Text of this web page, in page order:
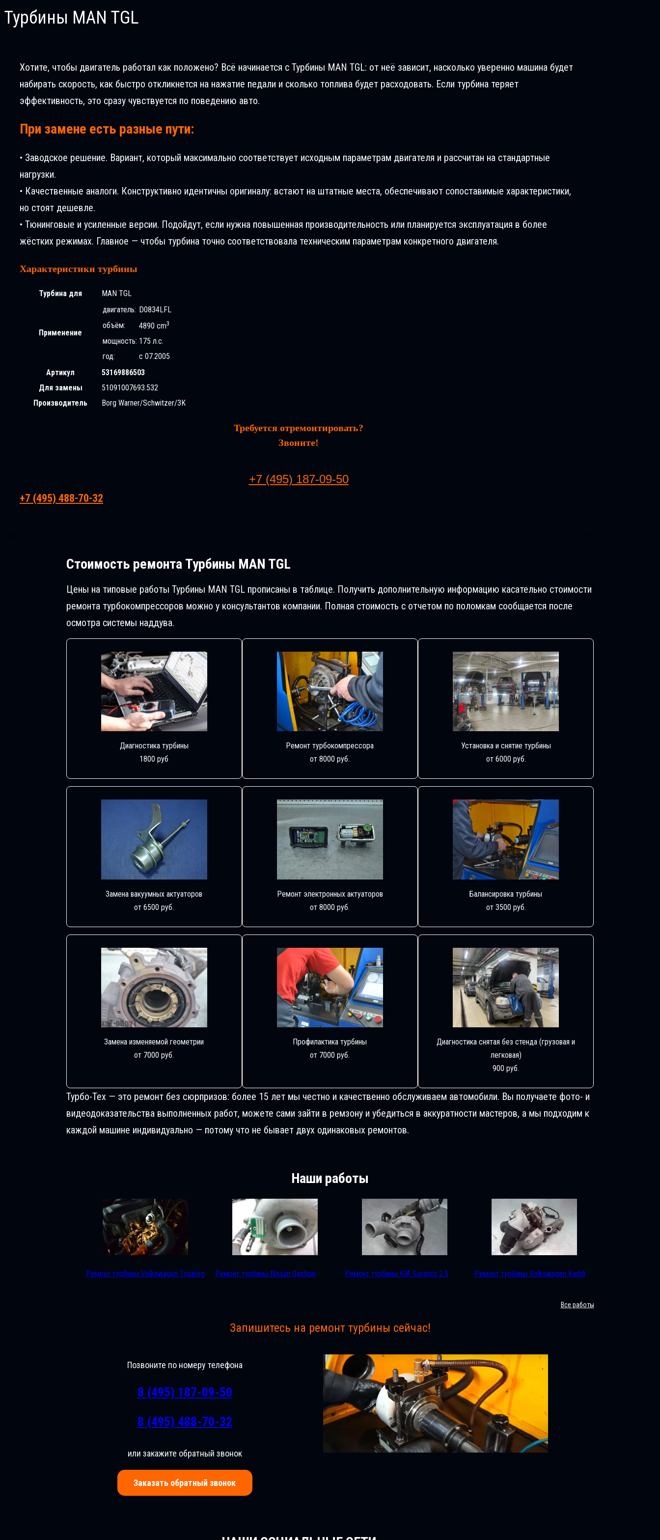
Турбины MAN TGL
Хотите, чтобы двигатель работал как положено? Всё начинается с Турбины MAN TGL: от неё зависит, насколько уверенно машина будет
набирать скорость, как быстро откликнется на нажатие педали и сколько топлива будет расходовать. Если турбина теряет
эффективность, это сразу чувствуется по поведению авто.
При замене есть разные пути:
• Заводское решение. Вариант, который максимально соответствует исходным параметрам двигателя и рассчитан на стандартные
нагрузки.
• Качественные аналоги. Конструктивно идентичны оригиналу: встают на штатные места, обеспечивают сопоставимые характеристики,
но стоят дешевле.
• Тюнинговые и усиленные версии. Подойдут, если нужна повышенная производительность или планируется эксплуатация в более
жёстких режимах. Главное — чтобы турбина точно соответствовала техническим параметрам конкретного двигателя.
Характеристики турбины
Турбина для MAN TGL
Применение
двигатель: D0834LFL
объём:
4890 cm3
мощность: 175 л.с.
год:
с 07.2005
Артикул
53169886503
Для замены
51091007693.532
Производитель
Borg Warner/Schwitzer/3K
Требуется отремонтировать?
Звоните!
+7 (495) 187-09-50
+7 (495) 488-70-32
Стоимость ремонтаТурбины MAN TGL
Цены на типовые работы Турбины MAN TGL прописаны в таблице. Получить дополнительную информацию касательно стоимости
ремонта турбокомпрессоров можно у консультантов компании. Полная стоимость с отчетом по поломкам сообщается после
осмотра системы наддува.
Диагностика турбины
1800 руб
Ремонт турбокомпрессора
от 8000 руб.
Установка и снятие турбины
от 6000 руб.
Замена вакуумных актуаторов
от 6500 руб.
Ремонт электронных актуаторов
от 8000 руб.
Балансировка турбины
от 3500 руб.
Замена изменяемой геометрии
от 7000 руб.
Профилактика турбины
от 7000 руб.
Диагностика снятая без стенда (грузовая и
легковая)
900 руб.
Турбо-Тех — это ремонт без сюрпризов: более 15 лет мы честно и качественно обслуживаем автомобили. Вы получаете фото- и
видеодоказательства выполненных работ, можете сами зайти в ремзону и убедиться в аккуратности мастеров, а мы подходим к
каждой машине индивидуально — потому что не бывает двух одинаковых ремонтов.
Наши работы
Ремонт турбины Volkswagen Touareg Ремонт турбины Nissan Qashqai Ремонт турбины KIA Sorento 2.5 Ремонт турбины Volkswagen Kaddi
Все работы
Запишитесь на ремонт турбины сейчас!
Позвоните по номеру телефона
8 (495) 187-09-50
8 (495) 488-70-32
или закажите обратный звонок
Заказать обратный звонок